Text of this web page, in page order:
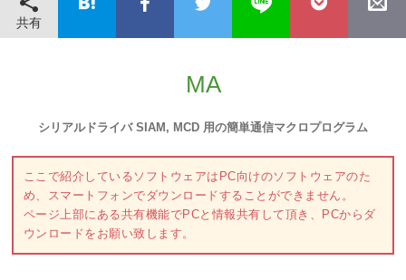
共有
MA
シリアルドライバ SIAM, MCD 用の簡単通信マクロプログラム
ここで紹介しているソフトウェアはPC向けのソフトウェアのた
め、スマートフォンでダウンロードすることができません。
ページ上部にある共有機能でPCと情報共有して頂き、PCからダ
ウンロードをお願い致します。